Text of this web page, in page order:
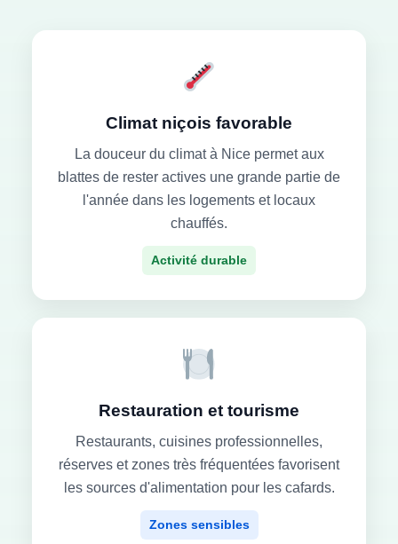
Climat niçois favorable
La douceur du climat à Nice permet aux
blattes de rester actives une grande partie de
l'année dans les logements et locaux
chauffés.
Activité durable
Restauration et tourisme
Restaurants, cuisines professionnelles,
réserves et zones très fréquentées favorisent
les sources d'alimentation pour les cafards.
Zones sensibles